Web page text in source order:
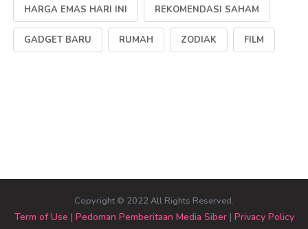
HARGA EMAS HARI INI REKOMENDASI SAHAM
GADGET BARU RUMAH ZODIAK FILM
Copyright © 2022 All Rights Reserved.
Term of Use | Pedoman Pemberitaan Media Siber| Privacy Policy